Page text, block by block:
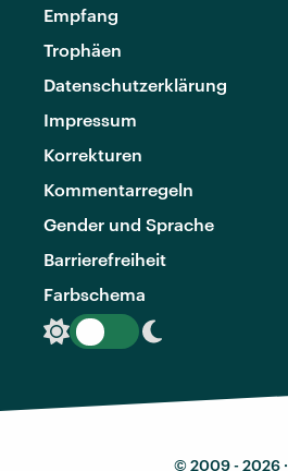
Empfang
Trophäen
Datenschutzerklärung
Impressum
Korrekturen
Kommentarregeln
Gender und Sprache
Barrierefreiheit
Farbschema
© 2009 - 2026 ·